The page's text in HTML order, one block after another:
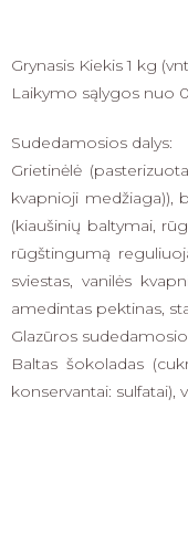
Grynasis Kiekis 1 kg
Laikymo sąlygos nuo
Sudedamosios dalys:
Grietinėlė
kvapnioji medžiaga)),
(kiaušinių baltymai,
rūgštingumą
sviestas, vanilės
amedintas pektinas,
Glazūros
Baltas šokoladas
konservantai: sulfatai),